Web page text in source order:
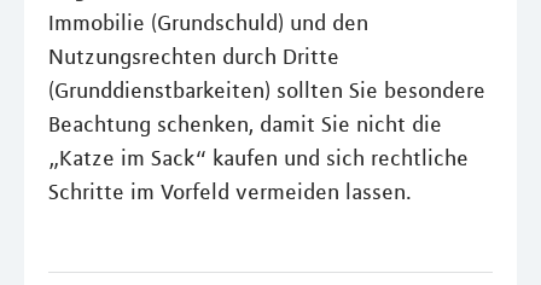
Immobilie (Grundschuld) und den
Nutzungsrechten durch Dritte
(Grunddienstbarkeiten) sollten Sie besondere
Beachtung schenken, damit Sie nicht die
„Katze im Sack“ kaufen und sich rechtliche
Schritte im Vorfeld vermeiden lassen.